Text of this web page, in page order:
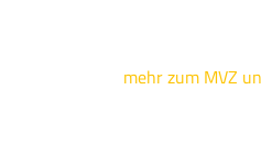
mehr zum MVZ